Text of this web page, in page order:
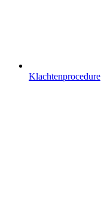
Klachtenprocedure